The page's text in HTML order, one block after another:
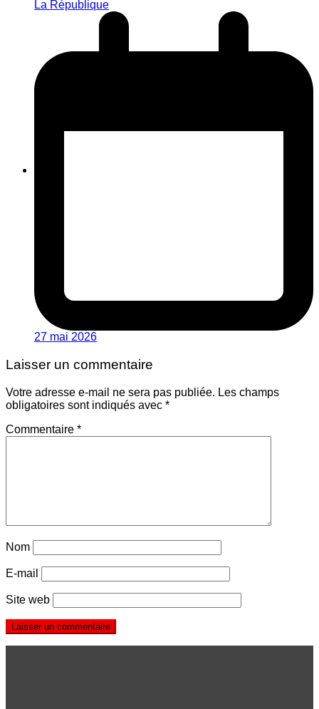
La République
27 mai 2026
Laisser un commentaire
Votre adresse e-mail ne sera pas publiée. Les champs
obligatoires sont indiqués avec *
Commentaire *
Nom
E-mail
Site web